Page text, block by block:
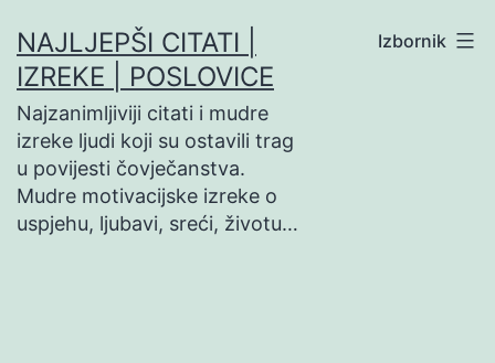
na
sadržaj
NAJLJEPŠI CITATI |
IZREKE | POSLOVICE
Najzanimljiviji citati i mudre
izreke ljudi koji su ostavili trag
u povijesti čovječanstva.
Mudre motivacijske izreke o
uspjehu, ljubavi, sreći, životu…
Izbornik